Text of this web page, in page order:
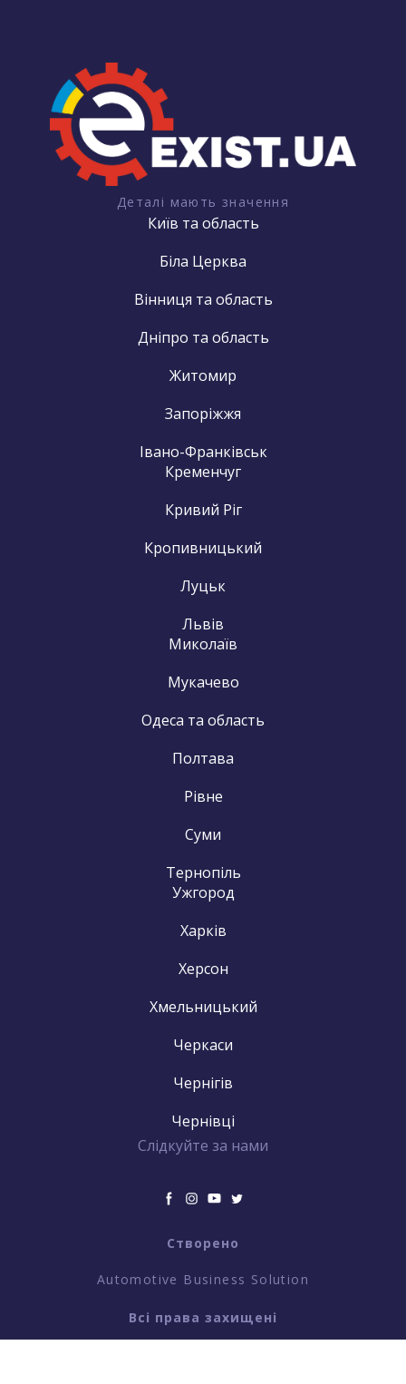
Деталі мають значення
Київ та область
Біла Церква
Вінниця та область
Дніпро та область
Житомир
Запоріжжя
Івано-Франківськ
Кременчуг
Кривий Ріг
Кропивницький
Луцьк
Львів
Миколаїв
Мукачево
Одеса та область
Полтава
Рівне
Суми
Тернопіль
Ужгород
Харків
Херсон
Хмельницький
Черкаси
Чернігів
Чернівці
Слідкуйте за нами
Створено
Automotive Business Solution
Всі права захищені